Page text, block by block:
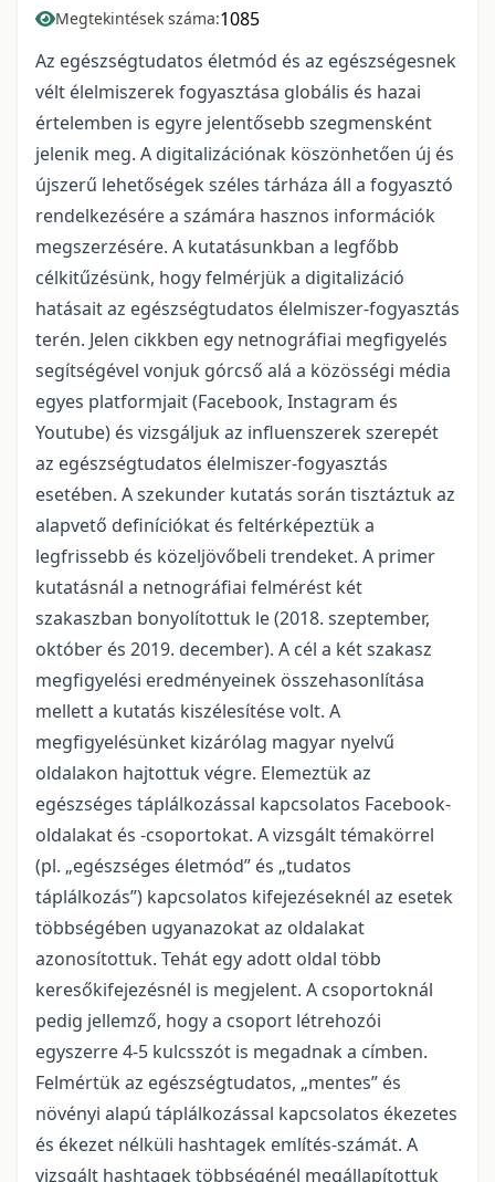
Megtekintések száma:1085
Az egészségtudatos életmód és az egészségesnek
vélt élelmiszerek fogyasztása globális és hazai
értelemben is egyre jelentősebb szegmensként
jelenik meg. A digitalizációnak köszönhetően új és
újszerű lehetőségek széles tárháza áll a fogyasztó
rendelkezésére a számára hasznos információk
megszerzésére. A kutatásunkban a legfőbb
célkitűzésünk, hogy felmérjük a digitalizáció
hatásait az egészségtudatos élelmiszer-fogyasztás
terén. Jelen cikkben egy netnográfiai megfigyelés
segítségével vonjuk górcső alá a közösségi média
egyes platformjait (Facebook, Instagram és
Youtube) és vizsgáljuk az influenszerek szerepét
az egészségtudatos élelmiszer-fogyasztás
esetében. A szekunder kutatás során tisztáztuk az
alapvető definíciókat és feltérképeztük a
legfrissebb és közeljövőbeli trendeket. A primer
kutatásnál a netnográfiai felmérést két
szakaszban bonyolítottuk le (2018. szeptember,
október és 2019. december). A cél a két szakasz
megfigyelési eredményeinek összehasonlítása
mellett a kutatás kiszélesítése volt. A
megfigyelésünket kizárólag magyar nyelvű
oldalakon hajtottuk végre. Elemeztük az
egészséges táplálkozással kapcsolatos Facebook-
oldalakat és -csoportokat. A vizsgált témakörrel
(pl. „egészséges életmód” és „tudatos
táplálkozás”) kapcsolatos kifejezéseknél az esetek
többségében ugyanazokat az oldalakat
azonosítottuk. Tehát egy adott oldal több
keresőkifejezésnél is megjelent. A csoportoknál
pedig jellemző, hogy a csoport létrehozói
egyszerre 4-5 kulcsszót is megadnak a címben.
Felmértük az egészségtudatos, „mentes” és
növényi alapú táplálkozással kapcsolatos ékezetes
és ékezet nélküli hashtagek említés-számát. A
vizsgált hashtagek többségénél megállapítottuk